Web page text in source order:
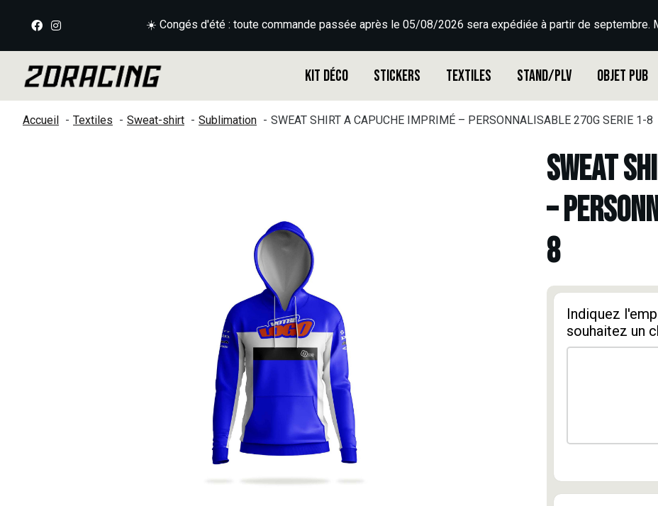
☀️ Congés d'été : toute commande passée après le 05/08/2026 sera expédiée à partir de septembre.
Kit déco Stickers Textiles Stand/PLV Objet Pub
Accueil Textiles Sweat-shirt Sublimation SWEAT SHIRT A CAPUCHE IMPRIMÉ – PERSONNALISABLE 270G SERIE 1-8
SWEAT
–
8
Indiquez
souhaitez un